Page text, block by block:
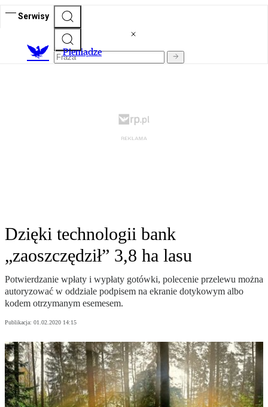
Serwisy
Pieniądze
Dzięki technologii bank
„zaoszczędził” 3,8 ha lasu
Potwierdzanie wpłaty i wypłaty gotówki, polecenie przelewu można
autoryzować w oddziale podpisem na ekranie dotykowym albo
kodem otrzymanym esemesem.
Publikacja: 01.02.2020 14:15